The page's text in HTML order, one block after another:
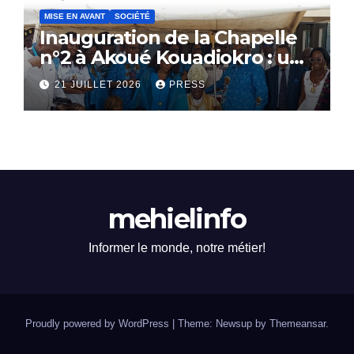
MISE EN AVANT SOCIÉTÉ
Inauguration de la Chapelle
n°2 à Akoué Kouadiokro : un
hommage vibrant au
Professeur YAO-DJE
Christophe
21 JUILLET 2026 PRESS
mehielinfo
Informer le monde, notre métier!
Proudly powered by WordPress Theme: Newsup by Themeansar.